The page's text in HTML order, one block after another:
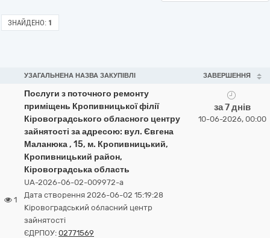
ЗНАЙДЕНО: 1
УЗАГАЛЬНЕНА НАЗВА ЗАКУПІВЛІ ЗАВЕРШЕННЯ
1
Послуги з поточного ремонту
приміщень Кропивницької філії
Кіровоградського обласного центру
зайнятості за адресою: вул. Євгена
Маланюка , 15, м. Кропивницький,
Кропивницький район,
Кіровоградська область
UA-2026-06-02-009972-a
Дата створення 2026-06-02 15:19:28
Кіровоградський обласний центр
зайнятості
ЄДРПОУ: 02771569
за 7 днів
10-06-2026, 00:00